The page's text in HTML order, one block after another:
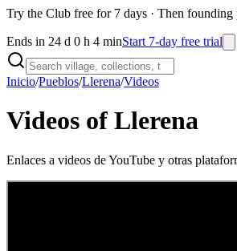
Try the Club free for 7 days · Then founding
Ends in 24 d 0 h 4 minStart 7-day free trial
Inicio/Pueblos/Llerena/Videos
Videos of Llerena
Enlaces a videos de YouTube y otras